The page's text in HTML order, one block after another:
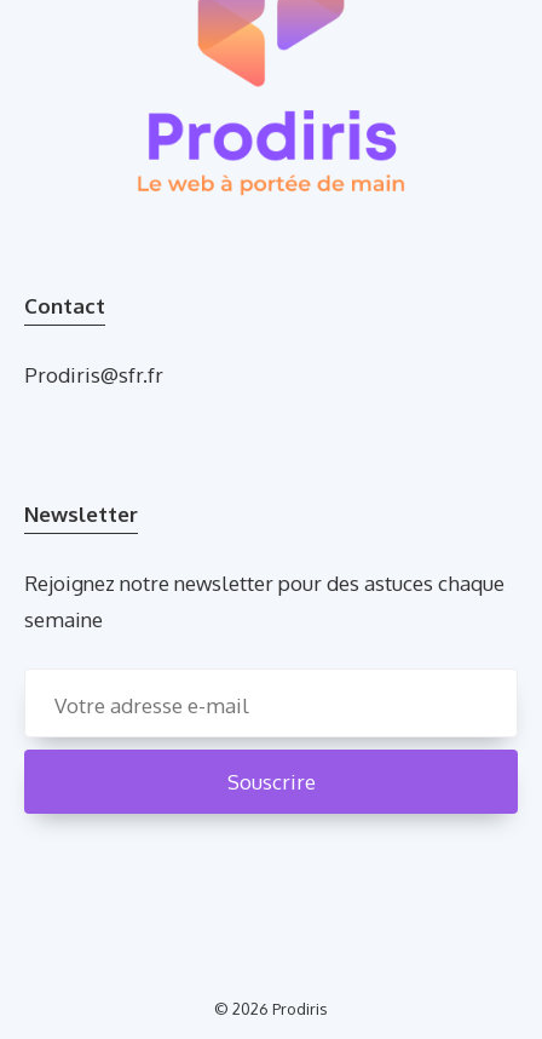
Contact
Prodiris@sfr.fr
Newsletter
Rejoignez notre newsletter pour des astuces chaque
semaine
© 2026 Prodiris